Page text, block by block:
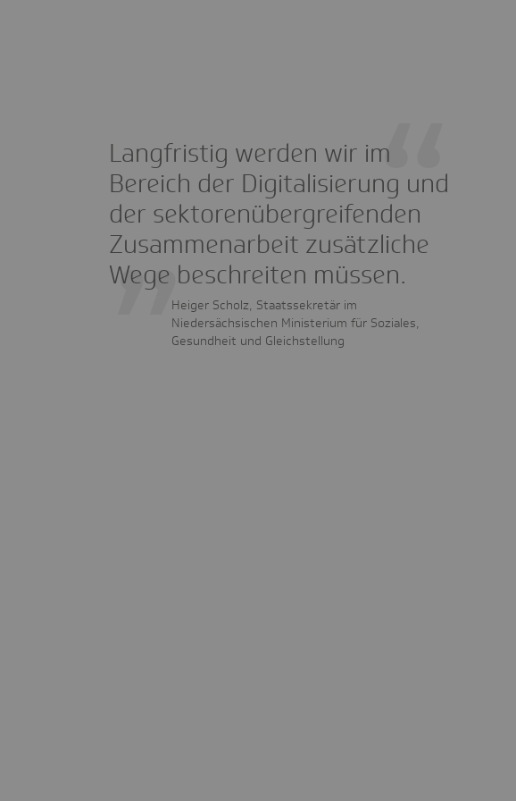
Langfristig werden wir im
Bereich der Digitalisierung und
der sektorenübergreifenden
Zusammenarbeit zusätzliche
Wege beschreiten müssen.
Heiger Scholz, Staatssekretär im
Niedersächsischen Ministerium für Soziales,
Gesundheit und Gleichstellung